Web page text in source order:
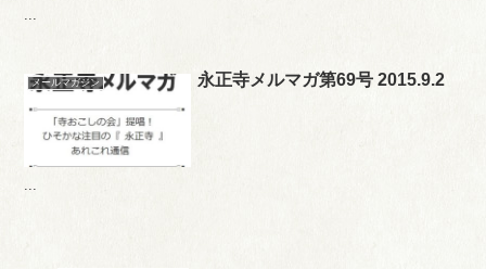
...
メールマガジン 永正寺メルマガ第69号 2015.9.2